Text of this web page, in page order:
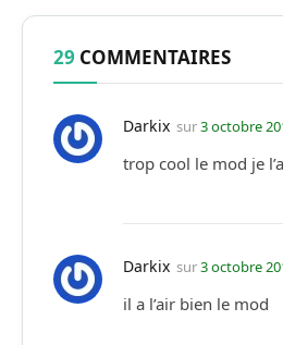
29 COMMENTAIRES
Darkix sur3 octobre
trop cool le mod je
Darkix sur3 octobre
il a l’air bien le mod